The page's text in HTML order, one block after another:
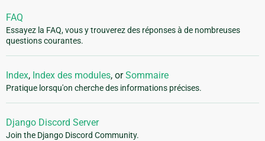
FAQ
Essayez la FAQ, vous y trouverez des réponses à de nombreuses
questions courantes.
Index, Index des modules, orSommaire
Pratique lorsqu'on cherche des informations précises.
Django Discord Server
Join the Django Discord Community.